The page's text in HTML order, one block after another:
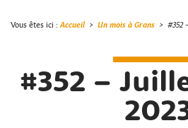
Vous êtes ici : Accueil> Un mois à Grans > #352
#352 –